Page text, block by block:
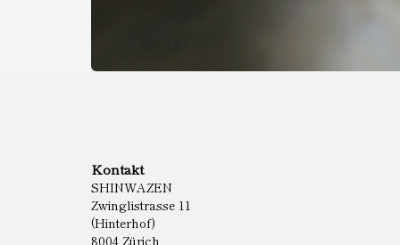
Kontakt
SHINWAZEN
Zwinglistrasse 11
(Hinterhof)
8004 Zürich